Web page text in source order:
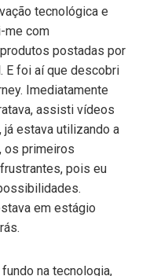
tecnológica e
me com
postadas por
E foi aí que descobri
Imediatamente
assisti vídeos
já estava utilizando a
os primeiros
pois eu
em estágio
na tecnologia,